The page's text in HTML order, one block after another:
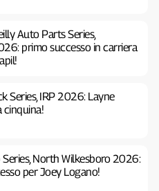
Auto Parts Series,
primo successo in carriera
Series, IRP 2026: Layne
cinquina!
Series, North Wilkesboro 2026:
per Joey Logano!